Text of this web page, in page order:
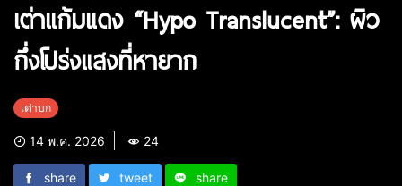
เต่าแก้มแดง “Hypo Translucent”: ผิว
กึ่งโปร่งแสงที่หายาก
เต่าบก
14 พ.ค. 2026 24
share tweet share